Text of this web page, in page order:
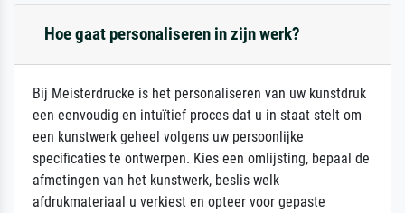
Hoe gaat personaliseren in zijn werk?
Bij Meisterdrucke is het personaliseren van uw kunstdruk
een eenvoudig en intuïtief proces dat u in staat stelt om
een kunstwerk geheel volgens uw persoonlijke
specificaties te ontwerpen. Kies een omlijsting, bepaal de
afmetingen van het kunstwerk, beslis welk
afdrukmateriaal u verkiest en opteer voor gepaste